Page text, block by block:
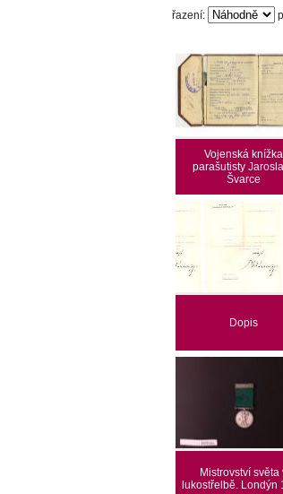
řazení:
Vojenská knížka
parašutisty
Švarce
Dopis
Mistrovství světa
lukostřelbě. Londýn